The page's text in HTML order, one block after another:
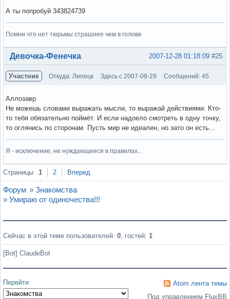
А ты попробуй 343824739
Помни что нет тюрьмы страшнее чем в голове
Вне форума #25
2007-12-28 01:18:09
Девочка-Фенечка
Участник Откуда: Липецк Здесь с 2007-08-29 Сообщений: 45
Аллозавр
Не можешь словами выражать мысли, то выражай действиями. Кто-
то тебя обязательно поймёт. И если надоело смотреть в одну точку,
то оглянись по сторонам. Пусть мир не идеален, но зато он есть...
Я - исключение, не нуждающееся в правилах...
Вне форума
Страницы 1 2 Вперед
Форум » Знакомства
» Умираю от одиночества!!!
Сейчас в этой теме пользователей: 0, гостей: 1
[Bot] ClaudeBot
Перейти
Atom лента темы
Под управлением FluxBB